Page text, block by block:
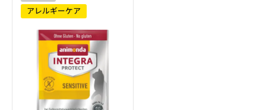
アレルギーケア